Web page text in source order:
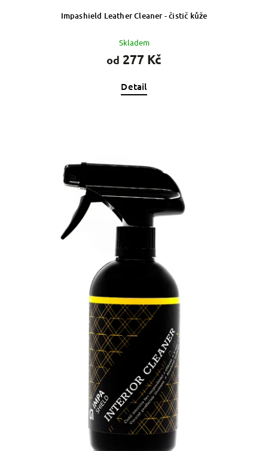
Impashield Leather Cleaner - čistič kůže
Skladem
od 277 Kč
Detail